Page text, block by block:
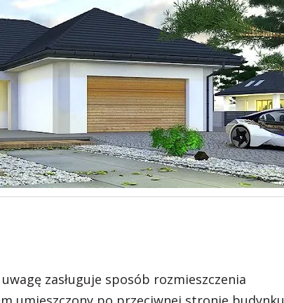
zasługuje sposób rozmieszczenia